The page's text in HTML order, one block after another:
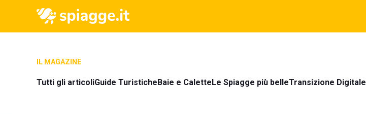
IL MAGAZINE
Tutti gli articoliGuide TuristicheBaie e CaletteLe Spiagge più belleTransizione Digitale